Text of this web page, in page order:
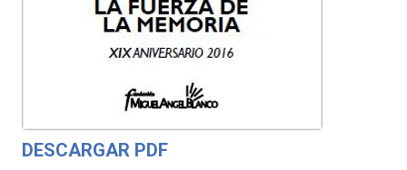
DESCARGAR PDF